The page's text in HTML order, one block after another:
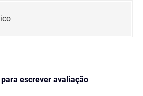
escrever avaliação